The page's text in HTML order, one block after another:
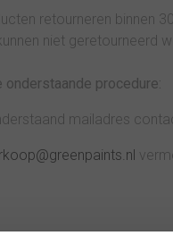
retourneren binnen
niet geretourneerd
procedure:
mailadres